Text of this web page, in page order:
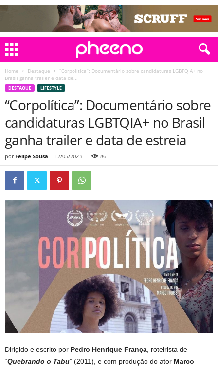
Home Destaque
“Corpolítica”: Documentário sobre candidaturas LGBTQIA+ no
Brasil ganha trailer e data de...
DESTAQUE LIFESTYLE
“Corpolítica”: Documentário sobre
candidaturas LGBTQIA+ no Brasil
ganha trailer e data de estreia
por Felipe Sousa - 12/05/2023 86
Dirigido e escrito por Pedro Henrique França , roteirista de
“Quebrando o Tabu” (2011), e com produção do ator Marco